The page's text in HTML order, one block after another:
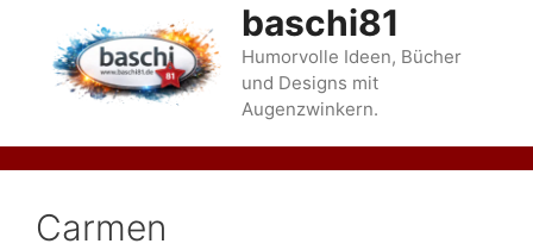
baschi81
Humorvolle Ideen, Bücher
und Designs mit
Augenzwinkern.
Carmen